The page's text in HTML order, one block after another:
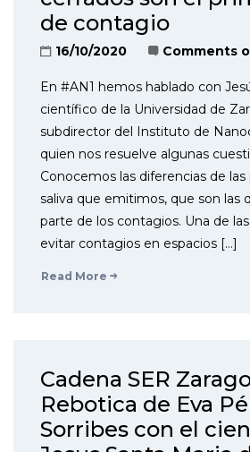
de contagio
16/10/2020 Comments
En #AN1 hemos hablado con
científico de la Universidad de
subdirector del Instituto de
quien nos resuelve algunas
Conocemos las diferencias de las
saliva que emitimos, que son las
parte de los contagios. Una de
evitar contagios en espacios […]
Read More
Cadena SER
Rebotica de Eva
Sorribes con el